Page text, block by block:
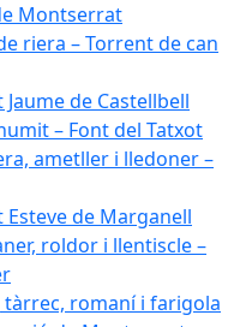
Montserrat
riera – Torrent de can
Jaume de Castellbell
– Font del Tatxot
ametller i lledoner –
Esteve de Marganell
roldor i llentiscle –
tàrrec, romaní i farigola